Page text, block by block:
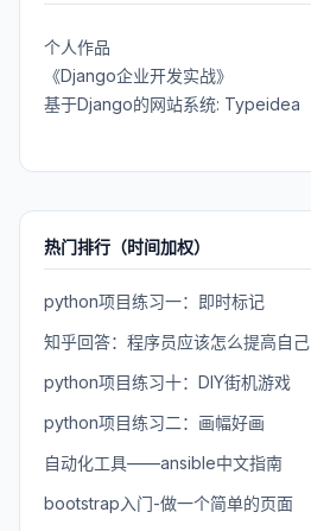
个人作品
《Django企业开发实战》
基于Django的网站系统: Typeidea
热门排行（时间加权）
python项目练习一：即时标记
知乎回答：程序员应该怎么提高自己
python项目练习十：DIY街机游戏
python项目练习二：画幅好画
自动化工具——ansible中文指南
bootstrap入门-做一个简单的页面